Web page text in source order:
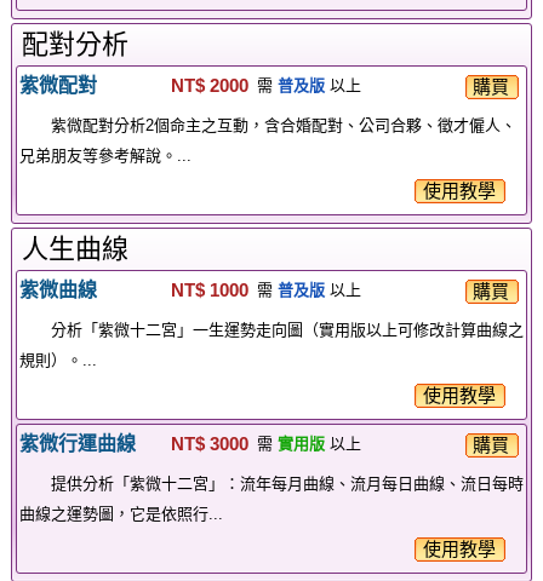
配對分析
紫微配對 NT$ 2000 需 普及版以上 購買
紫微配對分析2個命主之互動，含合婚配對、公司合夥、徵才僱人、
兄弟朋友等參考解說。...
使用教學
人生曲線
紫微曲線 NT$ 1000 需 普及版以上 購買
分析「紫微十二宮」一生運勢走向圖（實用版以上可修改計算曲線之
規則）。...
使用教學
紫微行運曲線 NT$ 3000 需 實用版以上 購買
提供分析「紫微十二宮」：流年每月曲線、流月每日曲線、流日每時
曲線之運勢圖，它是依照行...
使用教學